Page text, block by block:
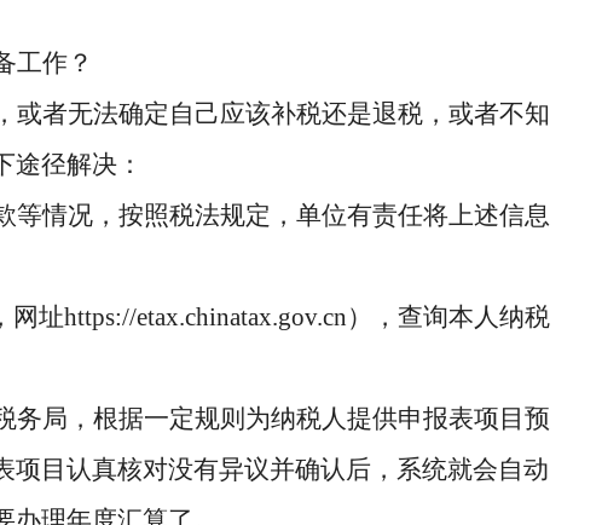
工作？
者无法确定自己应该补税还是退税，或者不知
径解决：
情况，按照税法规定，单位有责任将上述信息
网址https://etax.chinatax.gov.cn），查询本人纳税
局，根据一定规则为纳税人提供申报表项目预
目认真核对没有异议并确认后，系统就会自动